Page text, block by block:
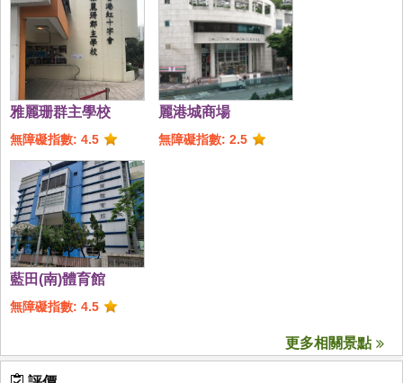
雅麗珊群主學校
無障礙指數: 4.5
麗港城商場
無障礙指數: 2.5
藍田(南)體育館
無障礙指數: 4.5
更多相關景點